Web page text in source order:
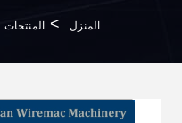
المنزل > المنتجات